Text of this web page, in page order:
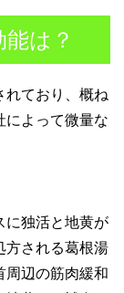
は？
れており、概ね
によって微量な
に独活と地黄が
方される葛根湯
周辺の筋肉緩和